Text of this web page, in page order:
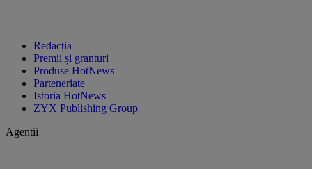
Redacția
Premii și granturi
Produse HotNews
Parteneriate
Istoria HotNews
ZYX Publishing Group
Agentii